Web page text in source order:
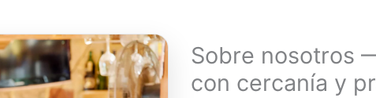
Sobre nosotros
con cercanía y